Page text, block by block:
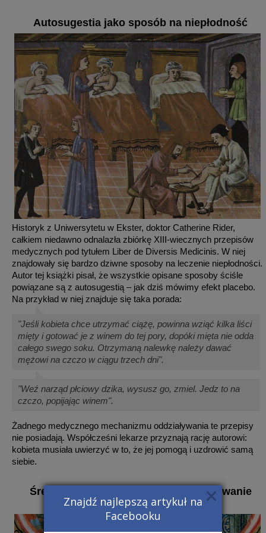
Autosugestia jako sposób na niepłodność
Historyk z Uniwersytetu w Ekster, doktor Catherine Rider,
całkiem niedawno odnalazła zbiórkę XIII-wiecznych przepisów
medycznych pod tytułem Liber de Diversis Medicinis. W niej
znajdowały się bardzo dziwne sposoby na leczenie niepłodności.
Autor tej książki pisał, że wszystkie opisane sposoby ściśle
powiązane są z autosugestią – jak dziś mówimy efekt placebo.
Na przykład w niej znajduje się taka porada:
"Jeśli kobieta chce utrzymać ciążę, powinna wziąć kilka liści
mięty i gotować je z winem do tej pory, dopóki mięta nie odda
całego swego soku. Otrzymaną nalewkę należy dawać
mężowi na czczo w ciągu trzech dni".
"Weź narząd płciowy dzika, wysusz go, zmiel. Jedz to na
czczo, popijając winem".
Żadnego medycznego mechanizmu oddziaływania te przepisy
nie posiadają. Współcześni lekarze przyznają rację autorowi:
kobieta musiała uwierzyć w to, że jej pomogą i uzdrowić samą
siebie.
Średniowieczny sposób na zdiagnozowanie
niepłodności
Znajdź najlepszą artykuł na
Facebooku